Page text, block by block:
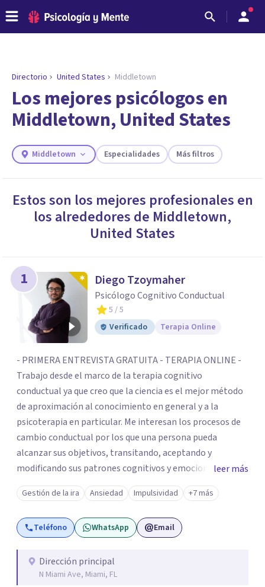
ENCONTRAR MI TERAPEUTA
¿Necesitas ayuda para encontrar el
psicólogo adecuado?
los profesionales que más se ajustan a tus
necesidades.
Responder cuestionario
Directorio United States Middletown
Los mejores psicólogos en
Middletown, United States
Middletown Especialidades Más filtros
Estos son los mejores profesionales en
los alrededores de Middletown,
United States
1 Diego Tzoymaher
Psicólogo Cognitivo Conductual
5 / 5
Verificado
Terapia Online
- PRIMERA ENTREVISTA GRATUITA - TERAPIA ONLINE -
Trabajo desde el marco de la terapia cognitivo
conductual ya que creo que la ciencia es el mejor método
de aproximación al conocimiento en general y a la
psicoterapia en particular. Me interesan los procesos de
cambio conductual por los que una persona pueda
alcanzar sus objetivos, transitando, aceptando y
modificando sus patrones cognitivos y emocionales.
Abordo patologías específicas como trastornos de
ansiedad y del ánimo, y también crisis vitales y procesos
de crecimiento personal.
leer más
Gestión de la ira Ansiedad Impulsividad +7 más
Teléfono WhatsApp Email
Dirección principal
N Miami Ave, Miami, FL